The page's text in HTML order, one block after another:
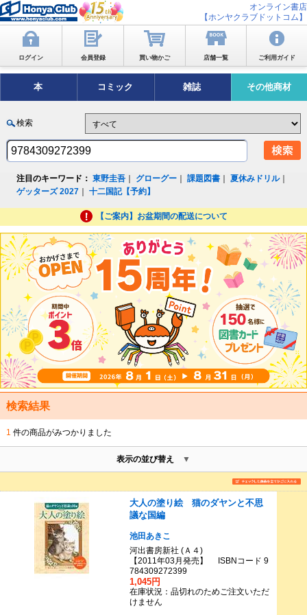
オンライン書店
【ホンヤクラブドットコム】
ログイン 会員登録 買い物かご 店舗一覧 ご利用ガイド
本 コミック 雑誌 その他商材
検索
注目のキーワード： 東野圭吾 グローグー ｜課題図書 ｜夏休みドリル｜
ゲッターズ 2027 ｜十二国記【予約】
【ご案内】お盆期間の配送について
検索結果
1 件の商品がみつかりました
表示の並び替え
大人の塗り絵 猫のダヤンと不思
議な国編
池田あきこ
河出書房新社 (Ａ４)
【2011年03月発売】 ISBNコード 9
784309272399
1,045円
在庫状況：品切れのためご注文いただ
けません